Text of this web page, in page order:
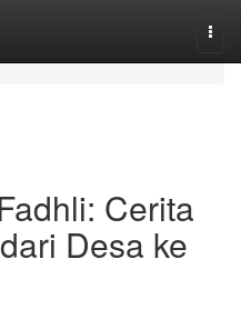
Cerita
Desa ke